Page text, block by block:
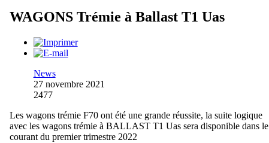
WAGONS Trémie à Ballast T1 Uas
News
27 novembre 2021
2477
Les wagons trémie F70 ont été une grande réussite, la suite logique
avec les wagons trémie à BALLAST T1 Uas sera disponible dans le
courant du premier trimestre 2022